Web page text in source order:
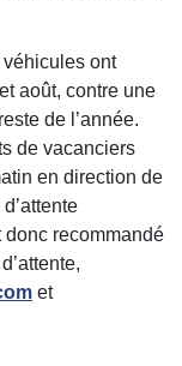
véhicules ont
août, contre une
de l’année.
de vacanciers
en direction de
donc recommandé
et